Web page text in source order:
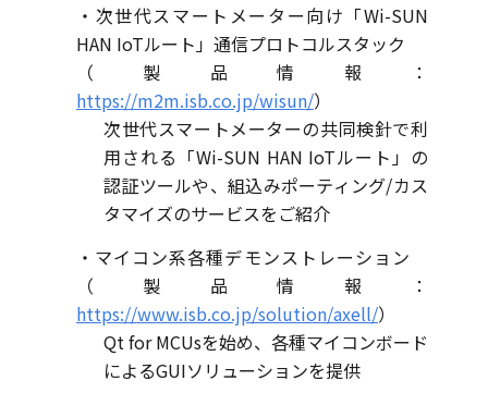
・次世代スマートメーター向け「Wi-SUN
HAN IoTルート」通信プロトコルスタック
（製品情報：
https://m2m.isb.co.jp/wisun/）
次世代スマートメーターの共同検針で利
用される「Wi-SUN HAN IoTルート」の
認証ツールや、組込みポーティング/カス
タマイズのサービスをご紹介
・マイコン系各種デモンストレーション
（製品情報：
https://www.isb.co.jp/solution/axell/）
Qt for MCUsを始め、各種マイコンボード
によるGUIソリューションを提供